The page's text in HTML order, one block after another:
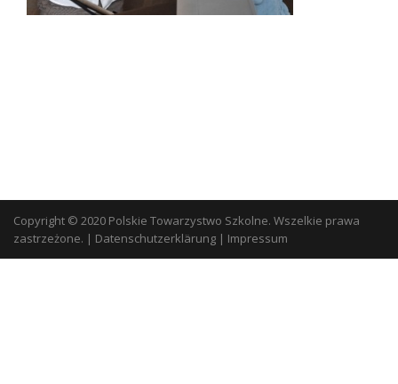
Copyright © 2020 Polskie Towarzystwo Szkolne. Wszelkie prawa
zastrzeżone. | Datenschutzerklärung | Impressum